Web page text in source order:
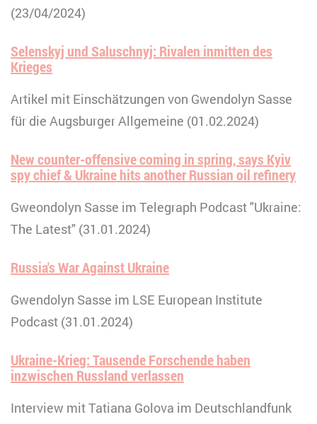
(23/04/2024)
Selenskyj und Saluschnyj: Rivalen inmitten des
Krieges
Artikel mit Einschätzungen von Gwendolyn Sasse
für die Augsburger Allgemeine (01.02.2024)
New counter-offensive coming in spring, says Kyiv
spy chief & Ukraine hits another Russian oil refinery
Gweondolyn Sasse im Telegraph Podcast "Ukraine:
The Latest" (31.01.2024)
Russia's War Against Ukraine
Gwendolyn Sasse im LSE European Institute
Podcast (31.01.2024)
Ukraine-Krieg: Tausende Forschende haben
inzwischen Russland verlassen
Interview mit Tatiana Golova im Deutschlandfunk